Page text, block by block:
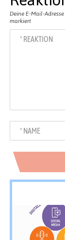
Deine E-Mail-
markiert